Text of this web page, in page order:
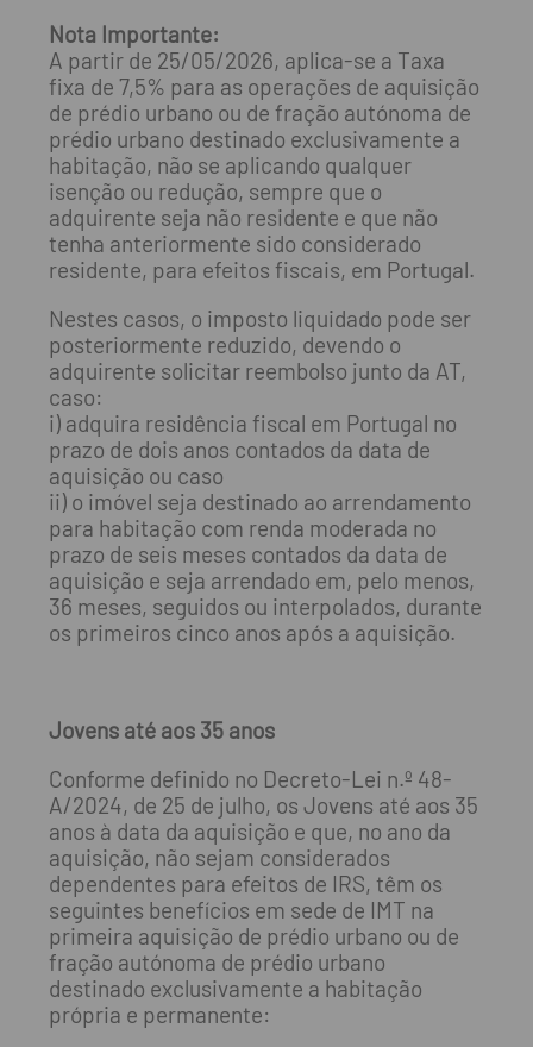
Nota Importante:
A partir de 25/05/2026, aplica-se a Taxa
fixa de 7,5% para as operações de aquisição
de prédio urbano ou de fração autónoma de
prédio urbano destinado exclusivamente a
habitação, não se aplicando qualquer
isenção ou redução, sempre que o
adquirente seja não residente e que não
tenha anteriormente sido considerado
residente, para efeitos fiscais, em Portugal.
Nestes casos, o imposto liquidado pode ser
posteriormente reduzido, devendo o
adquirente solicitar reembolso junto da AT,
caso:
i) adquira residência fiscal em Portugal no
prazo de dois anos contados da data de
aquisição ou caso
ii) o imóvel seja destinado ao arrendamento
para habitação com renda moderada no
prazo de seis meses contados da data de
aquisição e seja arrendado em, pelo menos,
36 meses, seguidos ou interpolados, durante
os primeiros cinco anos após a aquisição.
Jovens até aos 35 anos
Conforme definido no Decreto-Lei n.º 48-
A/2024, de 25 de julho, os Jovens até aos 35
anos à data da aquisição e que, no ano da
aquisição, não sejam considerados
dependentes para efeitos de IRS, têm os
seguintes benefícios em sede de IMT na
primeira aquisição de prédio urbano ou de
fração autónoma de prédio urbano
destinado exclusivamente a habitação
própria e permanente: